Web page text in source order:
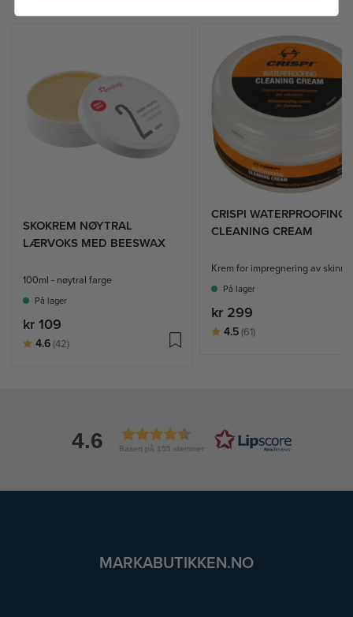
SKOKREM NØYTRAL
LÆRVOKS MED BEESWAX
100ml - nøytral farge
På lager
kr 109
Karakter:
4.6(42)av 5 mulige
CRISPI WATERPROOFING
CLEANING CREAM
Krem for impregnering av skinn
På lager
kr 299
Karakter:
4.5 (61)
4.6 Basert på 155 stemmer
MARKABUTIKKEN.NO